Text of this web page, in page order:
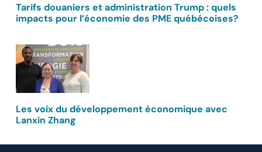
Tarifs douaniers et administration Trump : quels
impacts pour l’économie des PME québécoises?
Les voix du développement économique avec
Lanxin Zhang